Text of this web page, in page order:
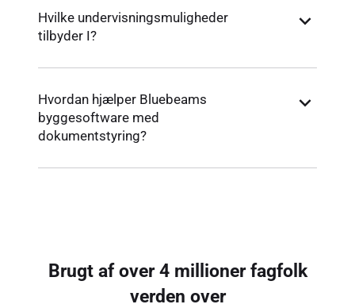
Hvilke undervisningsmuligheder
tilbyder I?
Hvordan hjælper Bluebeams
byggesoftware med
dokumentstyring?
Brugt af over 4 millioner fagfolk
verden over